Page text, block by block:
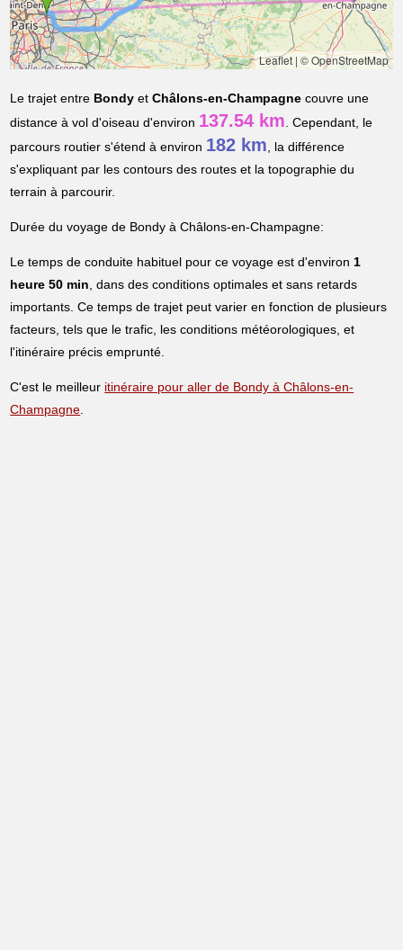
Leaflet| © OpenStreetMap
Le trajet entre Bondy etChâlons-en-Champagne couvre une
distance à vol d'oiseau d'environ 137.54 km. Cependant, le
parcours routier s'étend à environ 182 km, la différence
s'expliquant par les contours des routes et la topographie du
terrain à parcourir.
Durée du voyage de Bondy à Châlons-en-Champagne:
Le temps de conduite habituel pour ce voyage est d'environ1
heure 50 min, dans des conditions optimales et sans retards
importants. Ce temps de trajet peut varier en fonction de plusieurs
facteurs, tels que le trafic, les conditions météorologiques, et
l'itinéraire précis emprunté.
C'est le meilleur itinéraire pour aller de Bondy à Châlons-en-
Champagne.